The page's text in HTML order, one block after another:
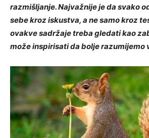
razmišljanje. Najvažnije je da svako
sebe kroz iskustva, a ne samo kroz
ovakve sadržaje treba gledati kao
može inspirisati da bolje razumijemo